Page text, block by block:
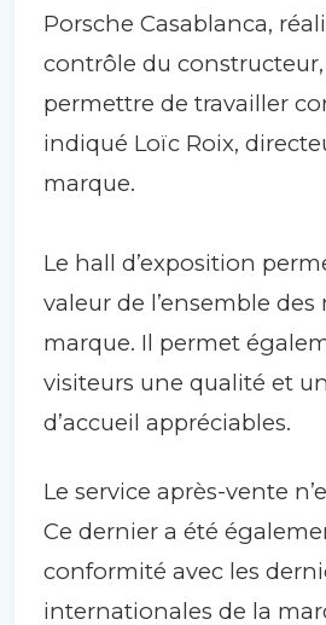
Porsche Casablanca,
contrôle du
permettre de travailler
indiqué Loïc Roix,
marque.
Le hall d’exposition
valeur de l’ensemble des
marque. Il permet
visiteurs une qualité et
d’accueil appréciables.
Le service après-vente
Ce dernier a été
conformité avec les
internationales de la